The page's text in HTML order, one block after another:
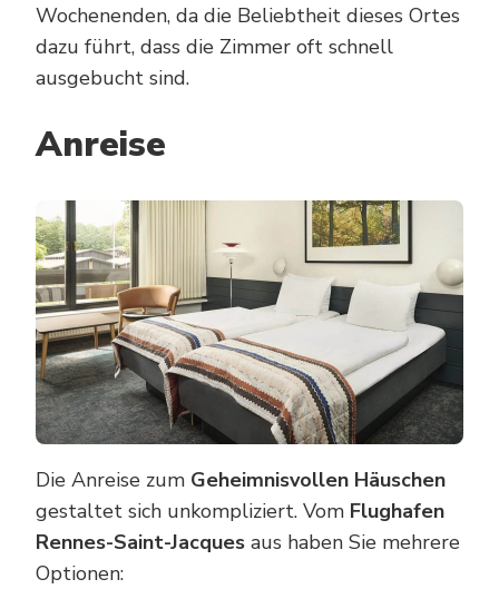
Wochenenden, da die Beliebtheit dieses Ortes
dazu führt, dass die Zimmer oft schnell
ausgebucht sind.
Anreise
Die Anreise zum Geheimnisvollen Häuschen
gestaltet sich unkompliziert. Vom Flughafen
Rennes-Saint-Jacques aus haben Sie mehrere
Optionen: